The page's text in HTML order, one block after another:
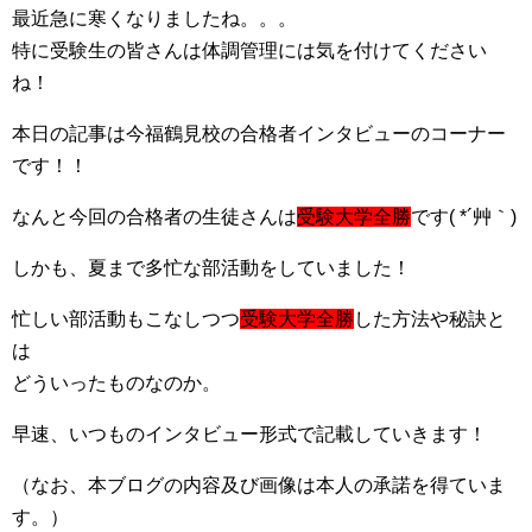
最近急に寒くなりましたね。。。
特に受験生の皆さんは体調管理には気を付けてください
ね！
本日の記事は今福鶴見校の合格者インタビューのコーナー
です！！
なんと今回の合格者の生徒さんは受験大学全勝です( *´艸｀)
しかも、夏まで多忙な部活動をしていました！
忙しい部活動もこなしつつ受験大学全勝 した方法や秘訣と
は
どういったものなのか。
早速、いつものインタビュー形式で記載していきます！
（なお、本ブログの内容及び画像は本人の承諾を得ていま
す。）